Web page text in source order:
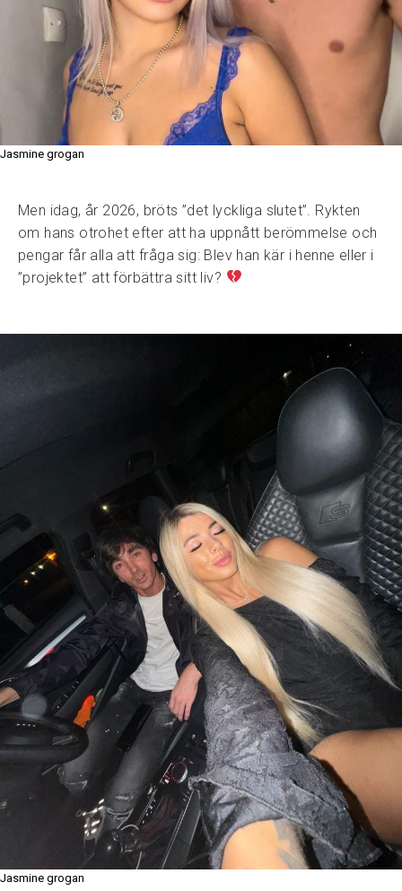
Jasmine grogan
Men idag, år 2026, bröts ”det lyckliga slutet”. Rykten
om hans otrohet efter att ha uppnått berömmelse och
pengar får alla att fråga sig: Blev han kär i henne eller i
”projektet” att förbättra sitt liv?
Jasmine grogan